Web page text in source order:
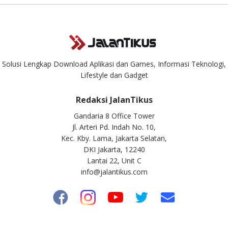
Solusi Lengkap Download Aplikasi dan Games, Informasi Teknologi,
Lifestyle dan Gadget
Redaksi JalanTikus
Gandaria 8 Office Tower
Jl. Arteri Pd. Indah No. 10,
Kec. Kby. Lama, Jakarta Selatan,
DKI Jakarta, 12240
Lantai 22, Unit C
info@jalantikus.com